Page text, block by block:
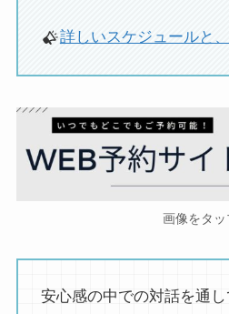
詳しいスケジュールと
画像をタッ
安心感の中での対話を通